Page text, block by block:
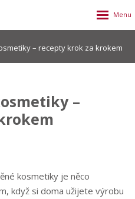
– recepty krok za krokem
–
kosmetiky je něco
když si doma užijete výrobu